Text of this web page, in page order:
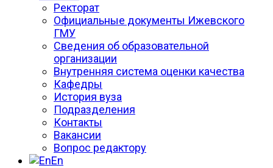
Ректорат
Официальные документы Ижевского
ГМУ
Сведения об образовательной
организации
Внутренняя система оценки качества
Кафедры
История вуза
Подразделения
Контакты
Вакансии
Вопрос редактору
En